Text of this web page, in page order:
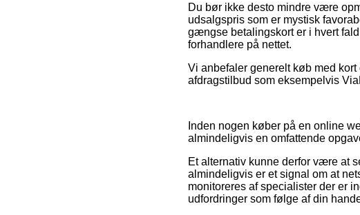
Du bør ikke desto mindre være
udsalgspris som er mystisk
gængse betalingskort er i hvert
forhandlere på nettet.
Vi anbefaler generelt køb med
afdragstilbud som eksempelvis
Inden nogen køber på en online
almindeligvis en omfattende
Et alternativ kunne derfor være at
almindeligvis er et signal om at
monitoreres af specialister der er
udfordringer som følge af din